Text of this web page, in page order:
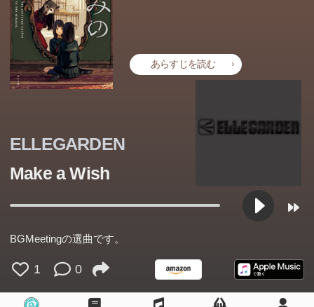
あらすじを読む
ELLEGARDEN
Make a Wish
BGMeetingの選曲です。
1 0